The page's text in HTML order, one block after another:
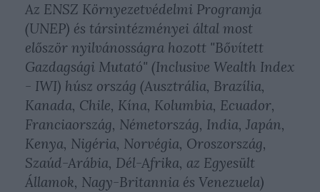
Az ENSZ Környezetvédelmi Programja
(UNEP) és társintézményei által most
először nyilvánosságra hozott "Bővített
Gazdagsági Mutató" (Inclusive Wealth Index
- IWI) húsz ország (Ausztrália, Brazília,
Kanada, Chile, Kína, Kolumbia, Ecuador,
Franciaország, Németország, India, Japán,
Kenya, Nigéria, Norvégia, Oroszország,
Szaúd-Arábia, Dél-Afrika, az Egyesült
Államok, Nagy-Britannia és Venezuela)